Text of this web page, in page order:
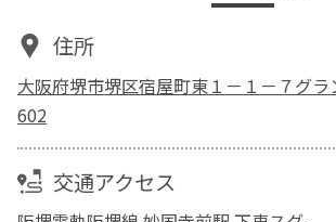
住所
大阪府堺市堺区宿屋町東１－１－７グ
602
交通アクセス